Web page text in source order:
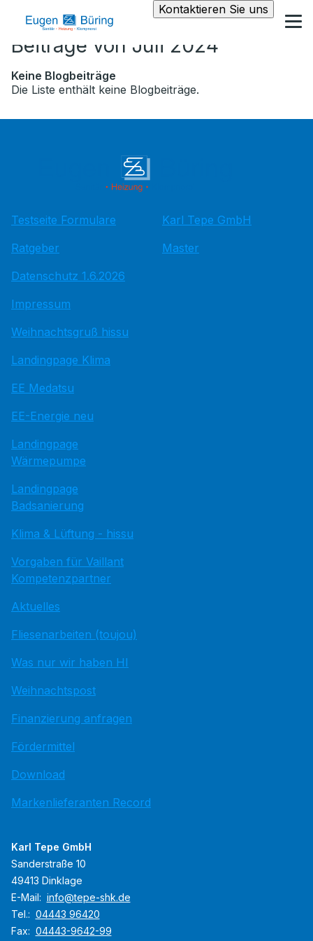
Kontaktieren Sie uns
Beiträge von Juli 2024
Keine Blogbeiträge
Die Liste enthält keine Blogbeiträge.
Testseite Formulare
Ratgeber
Datenschutz 1.6.2026
Impressum
Weihnachtsgruß hissu
Landingpage Klima
EE Medatsu
EE-Energie neu
Landingpage
Wärmepumpe
Landingpage
Badsanierung
Klima & Lüftung - hissu
Vorgaben für Vaillant
Kompetenzpartner
Aktuelles
Fliesenarbeiten (toujou)
Was nur wir haben HI
Weihnachtspost
Finanzierung anfragen
Fördermittel
Download
Markenlieferanten Record
Karl Tepe GmbH
Master
Karl Tepe GmbH
Sanderstraße 10
49413 Dinklage
E-Mail: info@tepe-shk.de
Tel.: 04443 96420
Fax: 04443-9642-99